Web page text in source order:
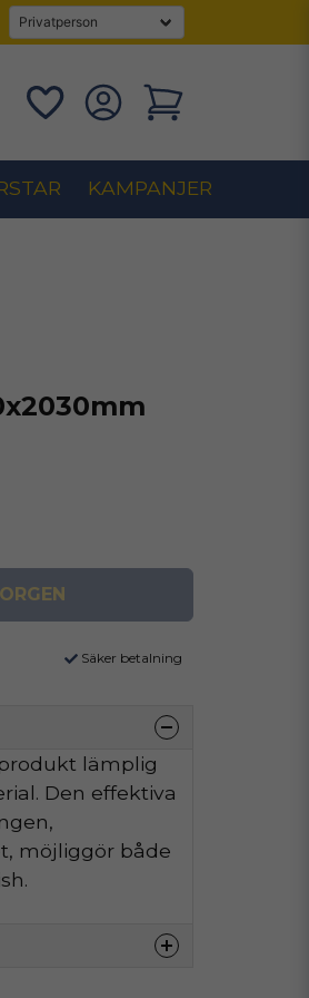
KAMPANJER
Säker betalning
lämplig
Den effektiva
möjliggör både